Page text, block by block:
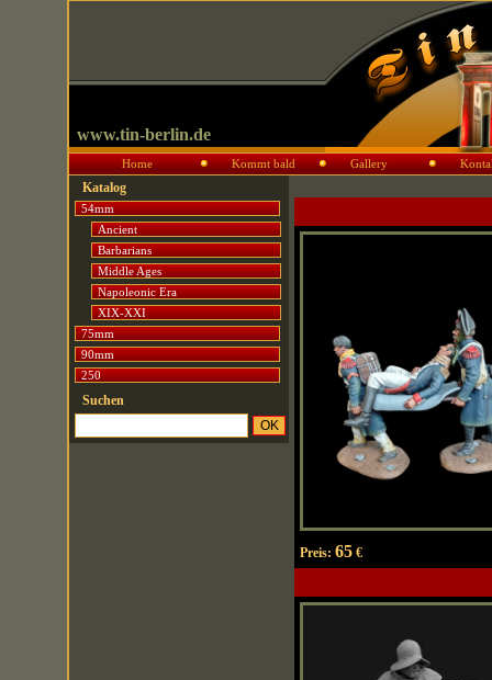
www.tin-berlin.de
Home Kommt bald Gallery
Katalog
54mm
Ancient
Barbarians
Middle Ages
Napoleonic Era
XIX-XXI
75mm
90mm
250
Suchen
Preis: 65€